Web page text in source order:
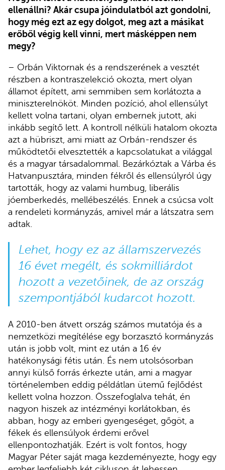
ellenállni? Akár csupa jóindulatból azt gondolni,
hogy még ezt az egy dolgot, meg azt a másikat
erőből végig kell vinni, mert másképpen nem
megy?
– Orbán Viktornak és a rendszerének a vesztét
részben a kontraszelekció okozta, mert olyan
államot épített, ami semmiben sem korlátozta a
miniszterelnököt. Minden pozíció, ahol ellensúlyt
kellett volna tartani, olyan embernek jutott, aki
inkább segítő lett. A kontroll nélküli hatalom okozta
azt a hübriszt, ami miatt az Orbán-rendszer és
működtetői elvesztették a kapcsolatukat a világgal
és a magyar társadalommal. Bezárkóztak a Várba és
Hatvanpusztára, minden fékről és ellensúlyról úgy
tartották, hogy az valami humbug, liberális
jóemberkedés, mellébeszélés. Ennek a csúcsa volt
a rendeleti kormányzás, amivel már a látszatra sem
adtak.
Lehet, hogy ez az államszervezés
16 évet megélt, és sokmilliárdot
hozott a vezetőinek, de az ország
szempontjából kudarcot hozott.
A 2010-ben átvett ország számos mutatója és a
nemzetközi megítélése egy borzasztó kormányzás
után is jobb volt, mint ez után a 16 év
hatékonysági fétis után. És nem utolsósorban
annyi külső forrás érkezte után, ami a magyar
történelemben eddig példátlan ütemű fejlődést
kellett volna hozzon. Összefoglalva tehát, én
nagyon hiszek az intézményi korlátokban, és
abban, hogy az emberi gyengeséget, gőgöt, a
fékek és ellensúlyok érdemi erővel
ellenpontozhatják. Ezért is volt fontos, hogy
Magyar Péter saját maga kezdeményezte, hogy egy